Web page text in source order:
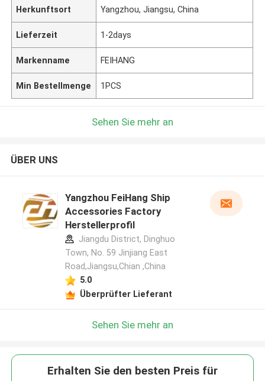
Herkunftsort Yangzhou, Jiangsu, China
Lieferzeit 1-2days
Markenname FEIHANG
Min Bestellmenge 1PCS
Sehen Sie mehr an
ÜBER UNS
Yangzhou FeiHang Ship
Accessories Factory
Herstellerprofil
Jiangdu District, Dinghuo
Town, No. 59 Jinjiang East
Road,Jiangsu,Chian ,China
5.0
Überprüfter Lieferant
Sehen Sie mehr an
Erhalten Sie den besten Preis für